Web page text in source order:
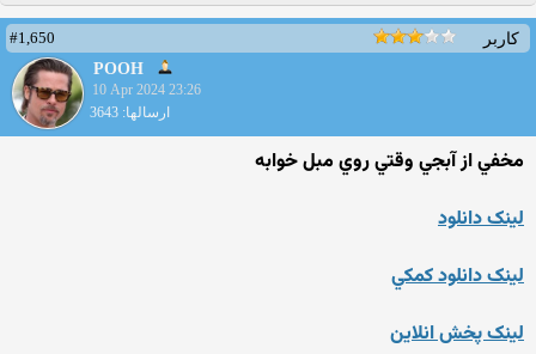
کاربر
#1,650
POOH
10 Apr 2024 23:26
ارسالها: 3643
مخفي از آبجي وقتي روي مبل خوابه
لينک دانلود
لينک دانلود کمکي
لينک پخش انلاين